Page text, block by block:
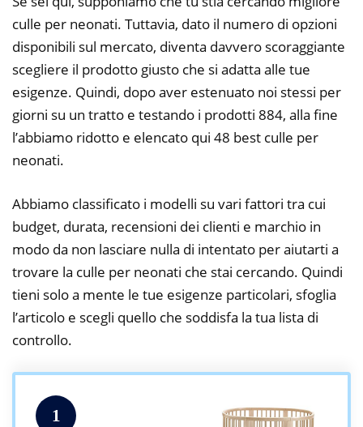
culle per neonati. Tuttavia, dato il numero di opzioni
disponibili sul mercato, diventa davvero scoraggiante
scegliere il prodotto giusto che si adatta alle tue
esigenze. Quindi, dopo aver estenuato noi stessi per
giorni su un tratto e testando i prodotti 884, alla fine
l’abbiamo ridotto e elencato qui 48 best culle per
neonati.
Abbiamo classificato i modelli su vari fattori tra cui
budget, durata, recensioni dei clienti e marchio in
modo da non lasciare nulla di intentato per aiutarti a
trovare la culle per neonati che stai cercando. Quindi
tieni solo a mente le tue esigenze particolari, sfoglia
l’articolo e scegli quello che soddisfa la tua lista di
controllo.
1